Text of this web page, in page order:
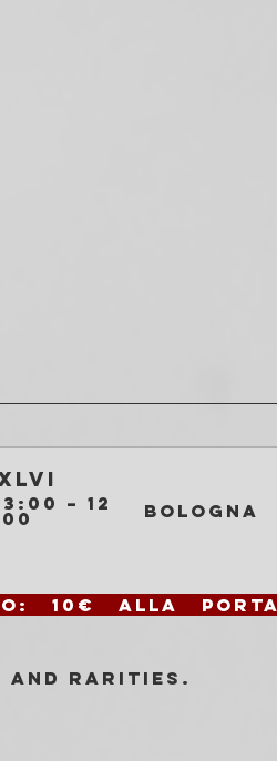
– 12
Bologna
10€ alla porta
and rarities.